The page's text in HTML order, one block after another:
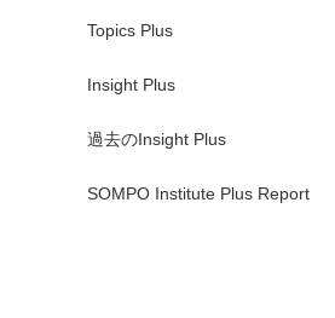
Topics Plus
Insight Plus
過去のInsight Plus
SOMPO Institute Plus Report